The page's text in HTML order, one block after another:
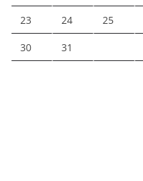
23 24 25
30 31